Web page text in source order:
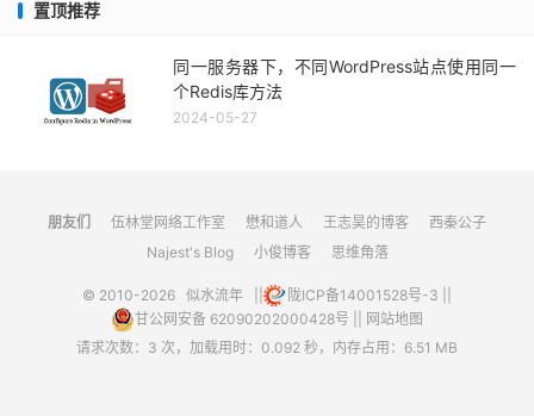
置顶推荐
同一服务器下，不同WordPress站点使用同一
个Redis库方法
2024-05-27
朋友们 伍林堂网络工作室 懋和道人 王志昊的博客
西秦公子
Najest's Blog
小俊博客 思维角落
© 2010-2026 似水流年 陇ICP备14001528号-3
甘公网安备 62090202000428号
网站地图
请求次数：3 次，加载用时：0.092 秒，内存占用：6.51 MB